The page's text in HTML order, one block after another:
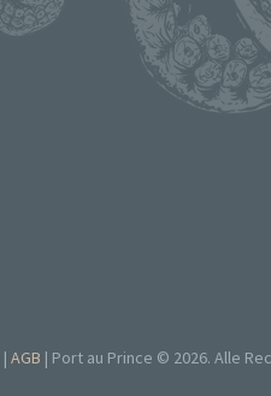
AGB Port au Prince © 2026. Alle